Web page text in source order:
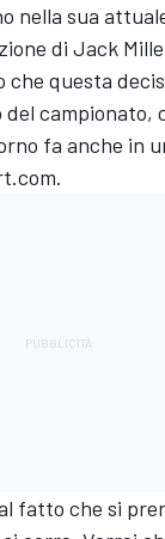
nella sua
di Jack
questa
campionato,
fa anche in
fatto che si